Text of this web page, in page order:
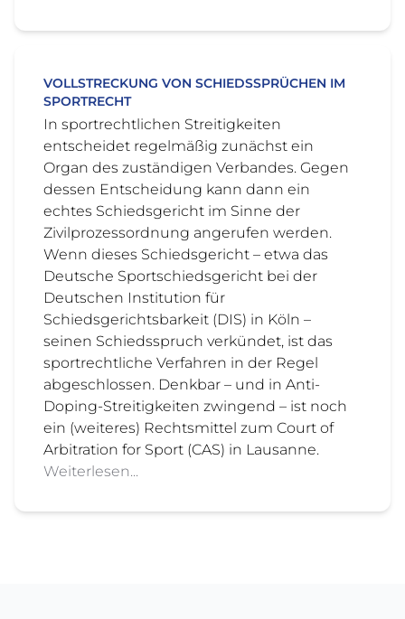
VOLLSTRECKUNG VON SCHIEDSSPRÜCHEN IM
SPORTRECHT
In sportrechtlichen Streitigkeiten
entscheidet regelmäßig zunächst ein
Organ des zuständigen Verbandes. Gegen
dessen Entscheidung kann dann ein
echtes Schiedsgericht im Sinne der
Zivilprozessordnung angerufen werden.
Wenn dieses Schiedsgericht – etwa das
Deutsche Sportschiedsgericht bei der
Deutschen Institution für
Schiedsgerichtsbarkeit (DIS) in Köln –
seinen Schiedsspruch verkündet, ist das
sportrechtliche Verfahren in der Regel
abgeschlossen. Denkbar – und in Anti-
Doping-Streitigkeiten zwingend – ist noch
ein (weiteres) Rechtsmittel zum Court of
Arbitration for Sport (CAS) in Lausanne.
Weiterlesen...